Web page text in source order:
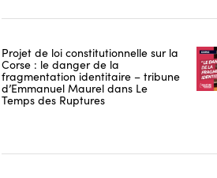
Projet de loi constitutionnelle sur la
Corse : le danger de la
fragmentation identitaire – tribune
d’Emmanuel Maurel dans Le
Temps des Ruptures